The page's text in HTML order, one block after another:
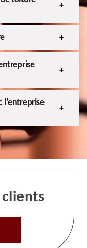
l'entreprise
clients